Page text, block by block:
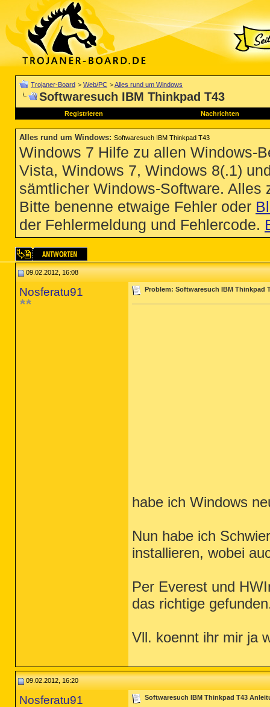
Trojaner-Board > Web/PC >Alles rund um Windows
Softwaresuch IBM Thinkpad T43
Registrieren Nachrichten
Alles rund um Windows: Softwaresuch IBM Thinkpad T43
Windows 7 Hilfe zu allen Windows-
Vista, Windows 7, Windows 8(.1)
sämtlicher Windows-Software.
Bitte benenne etwaige Fehler oder
der Fehlermeldung und Fehlercode.
09.02.2012, 16:08
Nosferatu91 Problem: Softwaresuch IBM Thinkpad
habe ich Windows
Nun habe ich
installieren, wobei
Per Everest und
das richtige
Vll. koennt ihr mir ja
09.02.2012, 16:20
Nosferatu91 Softwaresuch IBM Thinkpad T43